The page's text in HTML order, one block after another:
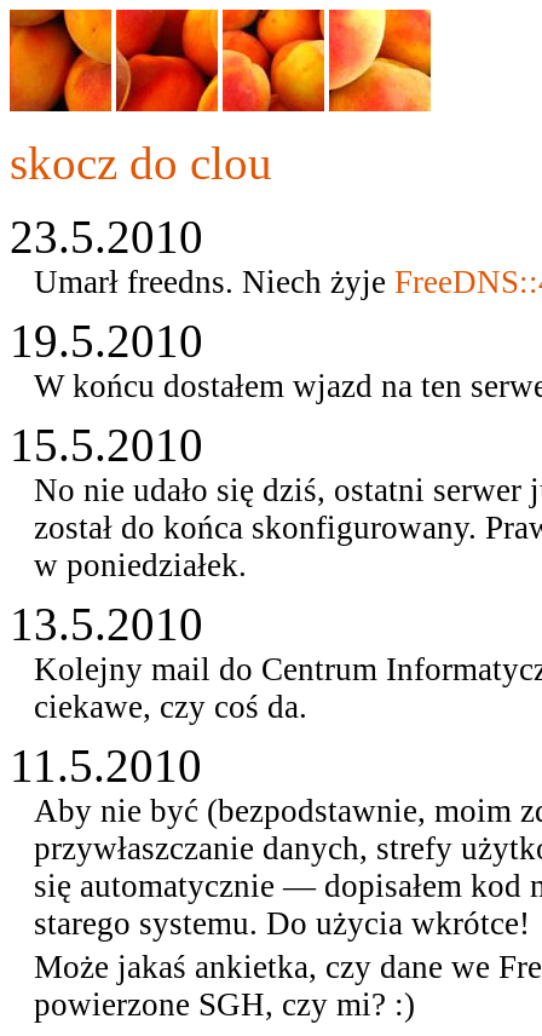
skocz do clou
23.5.2010
Umarł freedns. Niech żyje
19.5.2010
W końcu dostałem wjazd na ten
15.5.2010
No nie udało się dziś, ostatni serwer
został do końca skonfigurowany.
w poniedziałek.
13.5.2010
Kolejny mail do Centrum
ciekawe, czy coś da.
11.5.2010
Aby nie być (bezpodstawnie, moim
przywłaszczanie danych, strefy
się automatycznie — dopisałem kod
starego systemu. Do użycia wkrótce!
Może jakaś ankietka, czy dane we
powierzone SGH, czy mi? :)